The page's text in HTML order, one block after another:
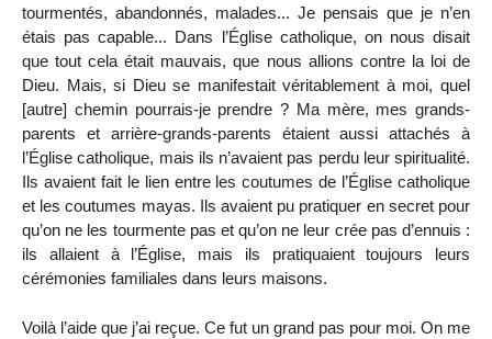
tourmentés, abandonnés, malades... Je pensais que je n’en
étais pas capable... Dans l’Église catholique, on nous disait
que tout cela était mauvais, que nous allions contre la loi de
Dieu. Mais, si Dieu se manifestait véritablement à moi, quel
[autre] chemin pourrais-je prendre ? Ma mère, mes grands-
parents et arrière-grands-parents étaient aussi attachés à
l’Église catholique, mais ils n’avaient pas perdu leur spiritualité.
Ils avaient fait le lien entre les coutumes de l’Église catholique
et les coutumes mayas. Ils avaient pu pratiquer en secret pour
qu’on ne les tourmente pas et qu’on ne leur crée pas d’ennuis :
ils allaient à l’Église, mais ils pratiquaient toujours leurs
cérémonies familiales dans leurs maisons.
Voilà l’aide que j’ai reçue. Ce fut un grand pas pour moi. On me